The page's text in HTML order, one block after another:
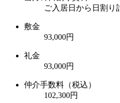
ご入居日から日割り
敷金
93,000円
礼金
93,000円
仲介手数料（税込）
102,300円